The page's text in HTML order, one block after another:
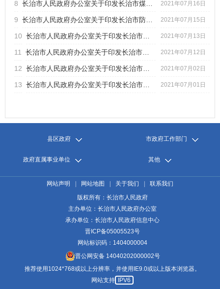
8 2021年07月16日
9 2021年07月15日
10 2021年07月13日
11 2021年07月12日
12 2021年07月02日
13 2021年07月01日
县区政府 市政府工作部门
政府直属事业单位 其他
网站声明 网站地图 关于我们
联系我们
版权所有：长治市人民政府
主办单位：长治市人民政府办公室
承办单位：长治市人民政府信息中心
晋ICP备05005523号
网站标识码：1404000004
晋公网安备 14040202000002号
推荐使用1024*768或以上分辨率，并使用IE9.0或以上版本浏览器。
网站支持
IPV6